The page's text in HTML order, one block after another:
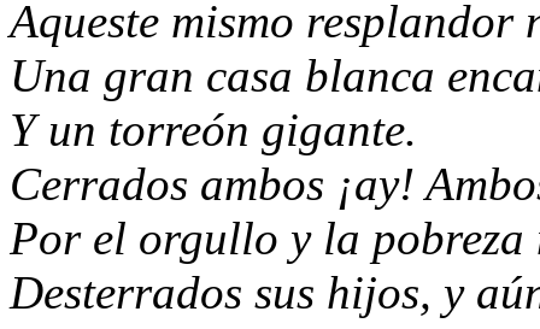
Aqueste mismo resplandor
Una gran casa blanca
Y un torreón gigante.
Cerrados ambos ¡ay!
Por el orgullo y la pobreza
Desterrados sus hijos, y